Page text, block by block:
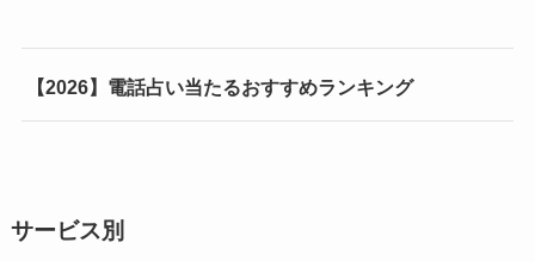
【2026】電話占い当たるおすすめランキング
サービス別